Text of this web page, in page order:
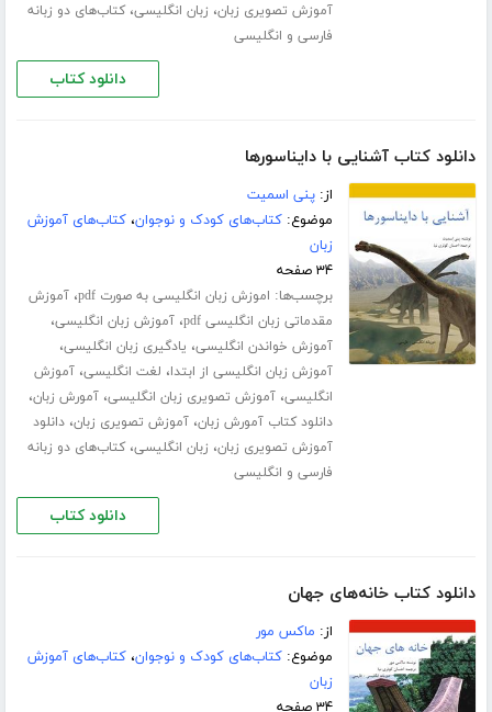
آموزش تصویری زبان، زبان انگلیسی،کتاب‌های دو زبانه
فارسی و انگلیسی
دانلود کتاب
دانلود کتاب آشنایی با دایناسورها
از:پنی اسمیت
موضوع:کتاب‌های کودک و نوجوان،کتاب‌های آموزش
زبان
۳۴ صفحه
برچسب‌ها: اموزش زبان انگلیسی به صورت pdf ،آموزش
مقدماتی زبان انگلیسی pdf
،آموزش زبان انگلیسی،
آموزش خواندن انگلیسی، یادگیری زبان انگلیسی،
آموزش زبان انگلیسی از ابتدا، لغت انگلیسی،آموزش
انگلیسی،آموزش تصویری زبان انگلیسی،آمورش زبان،
دانلود کتاب آمورش زبان،آموزش تصویری زبان،دانلود
آموزش تصویری زبان، زبان انگلیسی،کتاب‌های دو زبانه
فارسی و انگلیسی
دانلود کتاب
دانلود کتاب خانه‌های جهان
از: ماکس مور
موضوع:کتاب‌های کودک و نوجوان،کتاب‌های آموزش
زبان